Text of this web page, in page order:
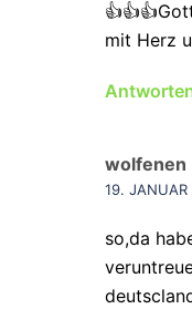
mit Herz
wolfenen
19.
so,da